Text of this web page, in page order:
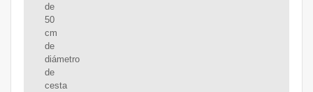
de
50
cm
de
diámetro
de
cesta